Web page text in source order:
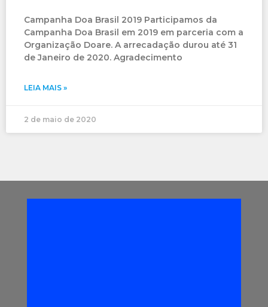
Campanha Doa Brasil 2019 Participamos da
Campanha Doa Brasil em 2019 em parceria com a
Organização Doare. A arrecadação durou até 31
de Janeiro de 2020. Agradecimento
LEIA MAIS »
2 de maio de 2020